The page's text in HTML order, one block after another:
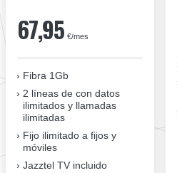
67,95 €/mes
Fibra 1Gb
2 líneas de con datos
ilimitados y llamadas
ilimitadas
Fijo ilimitado a fijos y
móviles
Jazztel TV incluido